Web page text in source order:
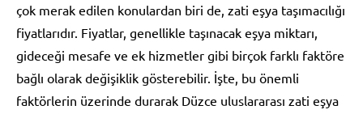
çok merak edilen konulardan biri de, zati eşya taşımacılığı
fiyatlarıdır. Fiyatlar, genellikle taşınacak eşya miktarı,
gideceği mesafe ve ek hizmetler gibi birçok farklı faktöre
bağlı olarak değişiklik gösterebilir. İşte, bu önemli
faktörlerin üzerinde durarak Düzce uluslararası zati eşya